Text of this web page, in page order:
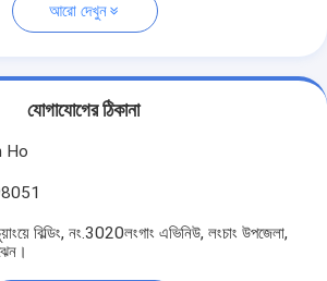
আরো দেখুন
যোগাযোগের ঠিকানা
Ho
বিল্ডিং, নং.3020লংগাং এভিনিউ, লংচাং উপজেলা,